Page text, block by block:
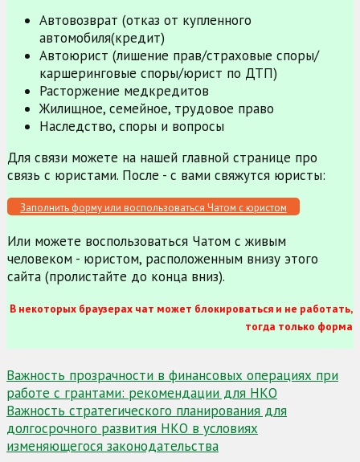
Автовозврат (отказ от купленного
автомобиля(кредит)
Автоюрист (лишение прав/страховые споры/
каршеринговые споры/юрист по ДТП)
Расторжение медкредитов
Жилищное, семейное, трудовое право
Наследство, споры и вопросы
Для связи можете на нашей главной странице про
связь с юристами. После - с вами свяжутся юристы:
Заполнить форму или воспользоваться Чатом с юристом
Или можете воспользоваться Чатом с живым
человеком - юристом, расположенным внизу этого
сайта (пролистайте до конца вниз).
В некоторых браузерах чат может блокироваться и не работать,
тогда только форма
Навигация
по
записям
Важность прозрачности в финансовых операциях при
работе с грантами: рекомендации для НКО
Важность стратегического планирования для
долгосрочного развития НКО в условиях
изменяющегося законодательства